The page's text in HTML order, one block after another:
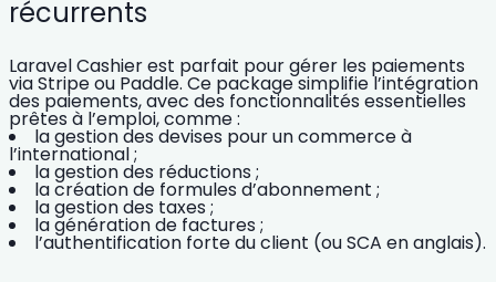
récurrents
Laravel Cashier est parfait pour gérer les paiements
via Stripe ou Paddle. Ce package simplifiel’intégration
des paiements, avec des fonctionnalités essentielles
prêtes à l’emploi, comme :
la gestion des devises pour un commerce à
l’international ;
la gestion des réductions ;
la création de formules d’abonnement ;
la gestion des taxes ;
la génération de factures ;
l’authentification forte du client (ou SCA en anglais).